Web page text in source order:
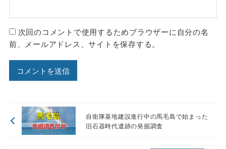
次回のコメントで使用するためブラウザーに自分の名
前、メールアドレス、サイトを保存する。
自衛隊基地建設進行中の馬毛島で始まった
旧石器時代遺跡の発掘調査